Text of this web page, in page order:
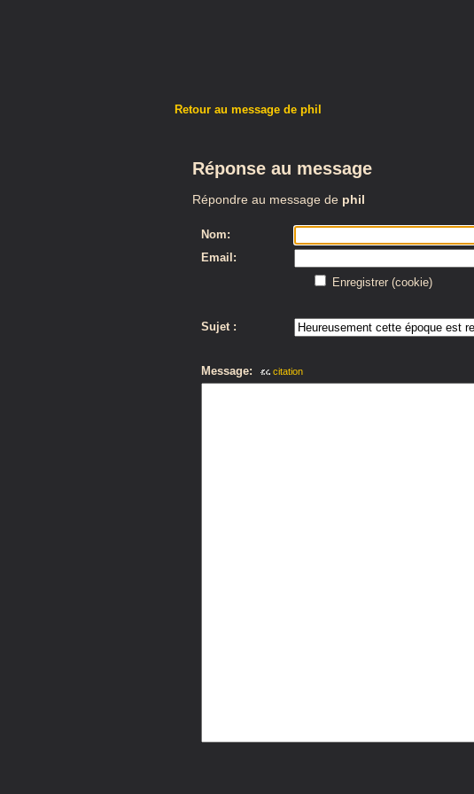
Retour au message de phil
Réponse au message
Répondre au message de phil
Nom:
Email:
Enregistrer (cookie)
Sujet :
Message: citation